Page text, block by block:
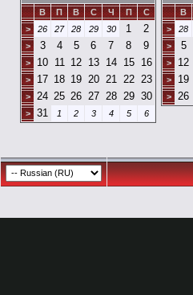
В П В С Ч П
С
>
26 27 28 29 30 1 2
> 3 4 5 6 7 8 9
> 10 11 12 13 14 15 16
> 17 18 19 20 21 22 23
> 24 25 26 27 28 29 30
> 31 1 2 3 4 5 6
В
>
28
> 5
> 12
> 19
> 26